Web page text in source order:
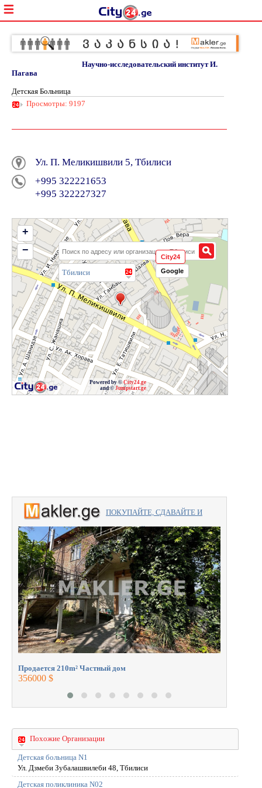
Научно-исследовательский институт И.
Пагава
Детская Больница
Просмотры: 9197
Ул. П. Меликишвили 5, Тбилиси
+995 322221653
+995 322227327
Тбилиси
Powered by ©City24.ge
and ©Jumpstart.ge
+
−
City24
Google
ПОКУПАЙТЕ, СДАВАЙТЕ И
ПРОДАВАЙТЕ вместе с
профессионалами.
Продается 210m² Частный дом
356000 $
Похожие Организации
Детская больница N1
Ул. Дзмеби Зубалашвилеби 48, Тбилиси
Детская поликлиника N02